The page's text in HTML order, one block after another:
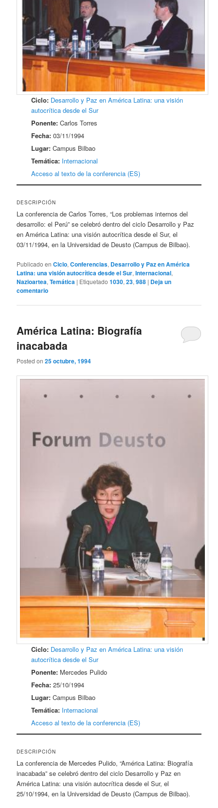
Ciclo: Desarrollo y Paz en América Latina: una visión
autocrítica desde el Sur
Ponente: Carlos Torres
Fecha: 03/11/1994
Lugar: Campus Bilbao
Temática: Internacional
Acceso al texto de la conferencia (ES)
DESCRIPCIÓN
La conferencia de Carlos Torres, “Los problemas internos del
desarrollo: el Perú” se celebró dentro del ciclo Desarrollo y Paz
en América Latina: una visión autocrítica desde el Sur, el
03/11/1994, en la Universidad de Deusto (Campus de Bilbao).
Publicado en Ciclo,Conferencias, Desarrollo y Paz en América
Latina: una visión autocrítica desde el Sur,Internacional,
Nazioartea,Temática | Etiquetado 1030,23,988 | Deja un
comentario
América Latina: Biografía
inacabada
Posted on25 octubre, 1994
Ciclo: Desarrollo y Paz en América Latina: una visión
autocrítica desde el Sur
Ponente: Mercedes Pulido
Fecha: 25/10/1994
Lugar: Campus Bilbao
Temática: Internacional
Acceso al texto de la conferencia (ES)
DESCRIPCIÓN
La conferencia de Mercedes Pulido, “América Latina: Biografía
inacabada” se celebró dentro del ciclo Desarrollo y Paz en
América Latina: una visión autocrítica desde el Sur, el
25/10/1994, en la Universidad de Deusto (Campus de Bilbao).